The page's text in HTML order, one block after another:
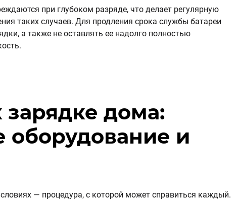
при глубоком разряде, что делает регулярную
таких случаев. Для продления срока службы батареи
а также не оставлять ее надолго полностью
зарядке дома:
оборудование и
— процедура, с которой может справиться каждый.